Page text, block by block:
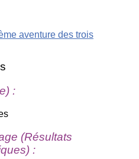
aventure des trois
:
(Résultats
: